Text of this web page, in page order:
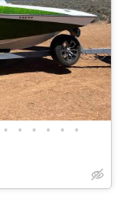
• • • • • •